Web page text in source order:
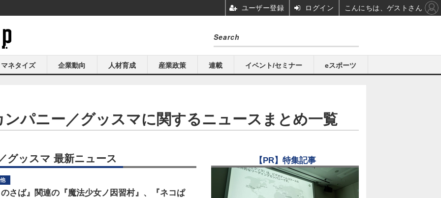
マネタイズ 企業動向 人材育成 産業政策 連載 イベント/セミナー eスポーツ
パニー／グッスマに関するニュースまとめ一覧
グッスマ 最新ニュース
さば』関連の『魔法少女ノ因習村』、『ネコぱ
【PR】特集記事
ユーザー登録 ログイン こんにちは、ゲストさん